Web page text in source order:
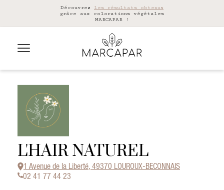
Découvrez les résultats obtenus
grâce aux colorations végétales
MARCAPAR !
L'HAIR NATUREL
1 Avenue de la Liberté, 49370 LOUROUX-BECONNAIS
02 41 77 44 23